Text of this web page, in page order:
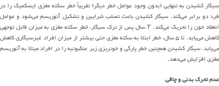
سیگار کشیدن به تنهایی(بدون وجود عوامل خطر دیگر) تقریباً خطر سکته مغزی ایسکمیک را در
فرد دو برابرمیکند. سیگار کشیدن باعث تصلب شرایین و تشکیل آنوریسممیشودو عوامل
انعقاد خون را تحریکمیکند. ۲
سال پس از ترک سیگار، خطر سکته مغزی به میزان قابل توجهی
کاهشمییابد. تا۵سال، خطرابتلا به سکته مغزیحتی بیشتر از میزان افراد غیرسیگاری کاهش
مییابد.سیگار کشیدن همچنین خطر پارگی و خونریزی زیر عنکبوتیه را در افراد مبتلا به آنوریسم
مغزی افزایشمیدهد.
عدم تحرک بدنی و چاقی